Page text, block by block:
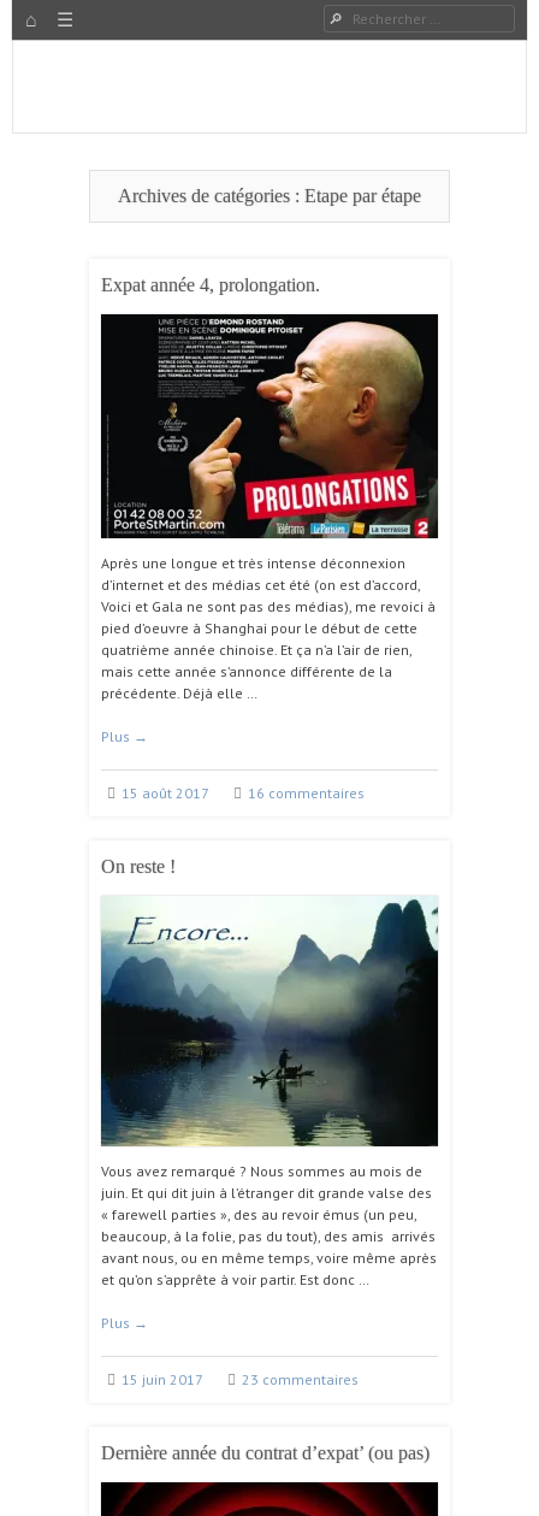
HOME Rechercher
Archives de catégories : Etape par étape
Expat année 4, prolongation.
Après une longue et très intense déconnexion
d’internet et des médias cet été (on est d’accord,
Voici et Gala ne sont pas des médias), me revoici à
pied d’oeuvre à Shanghai pour le début de cette
quatrième année chinoise. Et ça n’a l’air de rien,
mais cette année s’annonce différente de la
précédente. Déjà elle …
Plus →
15 août 2017 16 commentaires
On reste !
Vous avez remarqué ? Nous sommes au mois de
juin. Et qui dit juin à l’étranger dit grande valse des
« farewell parties », des au revoir émus (un peu,
beaucoup, à la folie, pas du tout), des amis arrivés
avant nous, ou en même temps, voire même après
et qu’on s’apprête à voir partir. Est donc …
Plus →
15 juin 2017 23 commentaires
Dernière année du contrat d’expat’ (ou pas)